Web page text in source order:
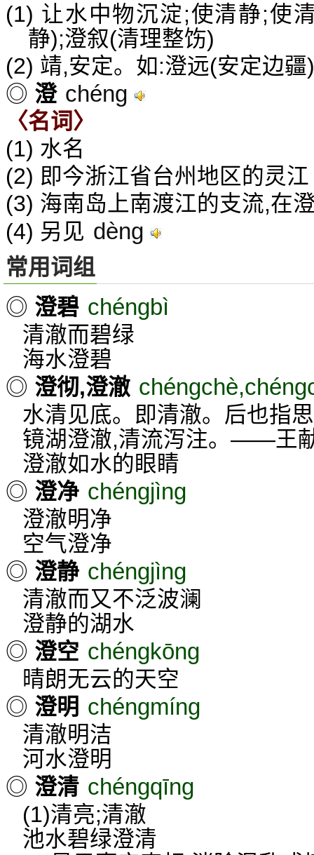
(1) 让水中物沉淀;使清静;使
静);澄叙(清理整饬)
(2) 靖,安定。如:澄远(安定边疆)
◎ 澄 chéng
〈名词〉
(1) 水名
(2) 即今浙江省台州地区的灵江
(3) 海南岛上南渡江的支流,在
(4) 另见 dèng
常用词组
◎ 澄碧 chéngbì
清澈而碧绿
海水澄碧
◎ 澄彻,澄澈
水清见底。即清澈。后也指
镜湖澄澈,清流泻注。——王
澄澈如水的眼睛
◎ 澄净 chéngjìng
澄澈明净
空气澄净
◎ 澄静 chéngjìng
清澈而又不泛波澜
澄静的湖水
◎ 澄空 chéngkōng
晴朗无云的天空
◎ 澄明 chéngmíng
清澈明洁
河水澄明
◎ 澄清 chéngqīng
(1)清亮;清澈
池水碧绿澄清